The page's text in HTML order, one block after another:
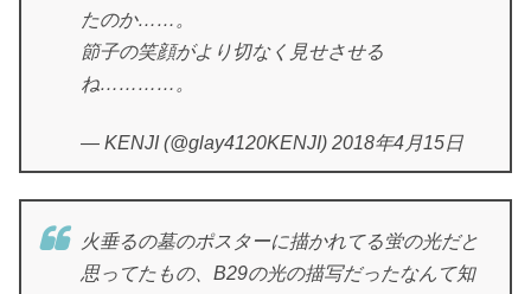
たのか……。
節子の笑顔がより切なく見せさせる
ね…………。
— KENJI (@glay4120KENJI) 2018年4月15日
火垂るの墓のポスターに描かれてる蛍の光だと
思ってたもの、B29の光の描写だったなんて知